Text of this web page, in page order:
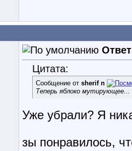
Цитата:
Сообщение от sherif n
Теперь яблоко мутирующее...
Уже убрали? Я
зы понравилось,